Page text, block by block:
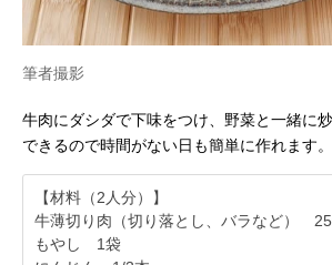
筆者撮影
牛肉にダシダで下味をつけ、野菜と一緒に
できるので時間がない日も簡単に作れます。
【材料（2人分）】
牛薄切り肉（切り落とし、バラなど）
もやし 1袋